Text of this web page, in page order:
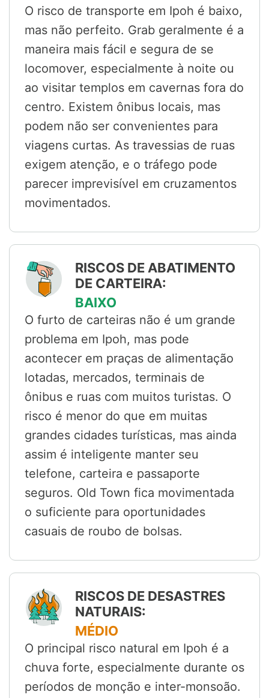
O risco de transporte em Ipoh é baixo,
mas não perfeito. Grab geralmente é a
maneira mais fácil e segura de se
locomover, especialmente à noite ou
ao visitar templos em cavernas fora do
centro. Existem ônibus locais, mas
podem não ser convenientes para
viagens curtas. As travessias de ruas
exigem atenção, e o tráfego pode
parecer imprevisível em cruzamentos
movimentados.
RISCOS DE ABATIMENTO
DE CARTEIRA:
BAIXO
O furto de carteiras não é um grande
problema em Ipoh, mas pode
acontecer em praças de alimentação
lotadas, mercados, terminais de
ônibus e ruas com muitos turistas. O
risco é menor do que em muitas
grandes cidades turísticas, mas ainda
assim é inteligente manter seu
telefone, carteira e passaporte
seguros. Old Town fica movimentada
o suficiente para oportunidades
casuais de roubo de bolsas.
RISCOS DE DESASTRES
NATURAIS:
MÉDIO
O principal risco natural em Ipoh é a
chuva forte, especialmente durante os
períodos de monção e inter-monsoão.